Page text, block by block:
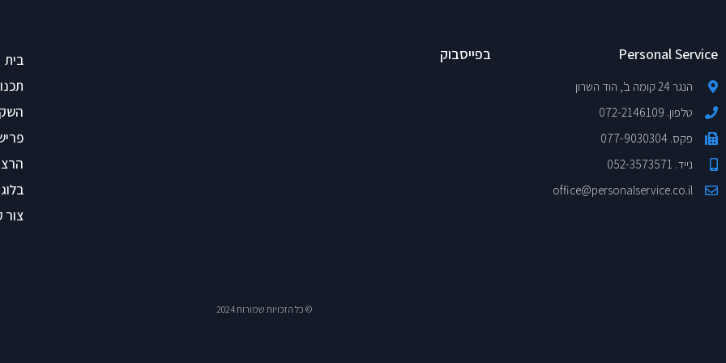
Personal Service
הנגר 24 קומה ב', הוד השרון
טלפון. 072-2146109
פקס. 077-9030304
נייד. 052-3573571
office@personalservice.co.il
בפייסבוק
בית
בלוג
צור
© כל הזכויות שמורות 2024